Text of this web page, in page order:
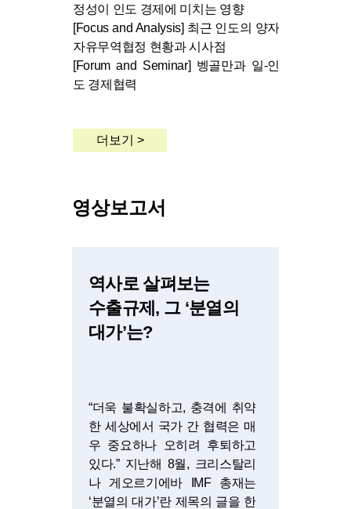
정성이 인도 경제에 미치는 영향
[Focus and Analysis] 최근 인도의 양자
자유무역협정 현황과 시사점
[Forum and Seminar] 벵골만과 일-인
도 경제협력
더보기 >
영상보고서
역사로 살펴보는
수출규제, 그 ‘분열의
대가’는?
“더욱 불확실하고, 충격에 취약
한 세상에서 국가 간 협력은 매
우 중요하나 오히려 후퇴하고
있다.” 지난해 8월, 크리스탈리
나 게오르기에바 IMF 총재는
‘분열의 대가’란 제목의 글을 한